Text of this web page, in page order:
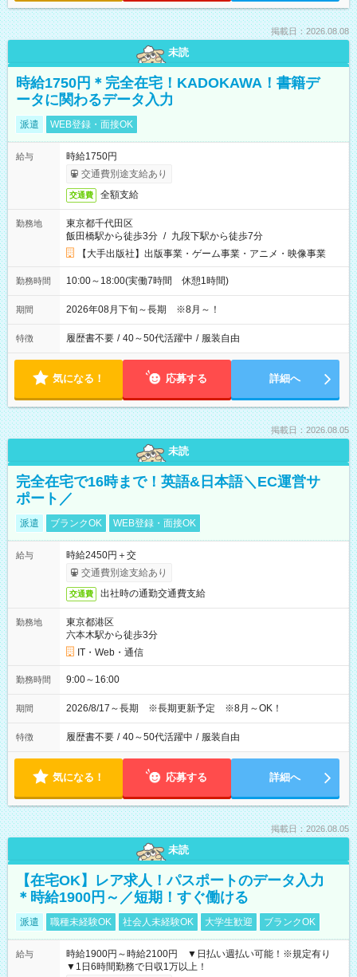
掲載日：2026.08.08
未読
時給1750円＊完全在宅！KADOKAWA！書籍デ
ータに関わるデータ入力
派遣 WEB登録・面接OK
給与
時給1750円
交通費別途支給あり
交通費 全額支給
勤務地
東京都千代田区
飯田橋駅から徒歩3分 / 九段下駅から徒歩7分
【大手出版社】出版事業・ゲーム事業・アニメ・映像事業
勤務時間 10:00～18:00(実働7時間 休憩1時間)
期間 2026年08月下旬～長期 ※8月～！
特徴 履歴書不要 / 40～50代活躍中 / 服装自由
気になる！ 応募する 詳細へ
掲載日：2026.08.05
未読
完全在宅で16時まで！英語&日本語＼EC運営サ
ポート／
派遣 ブランクOK WEB登録・面接OK
給与
時給2450円＋交
交通費別途支給あり
交通費 出社時の通勤交通費支給
勤務地
東京都港区
六本木駅から徒歩3分
IT・Web・通信
勤務時間 9:00～16:00
期間 2026/8/17～長期 ※長期更新予定 ※8月～OK！
特徴 履歴書不要 / 40～50代活躍中 / 服装自由
気になる！ 応募する 詳細へ
掲載日：2026.08.05
未読
【在宅OK】レア求人！パスポートのデータ入力
＊時給1900円～／短期！すぐ働ける
派遣 職種未経験OK 社会人未経験OK 大学生歓迎 ブランクOK
給与
時給1900円～時給2100円 ▼日払い週払い可能！※規定有り
▼1日6時間勤務で日収1万以上！